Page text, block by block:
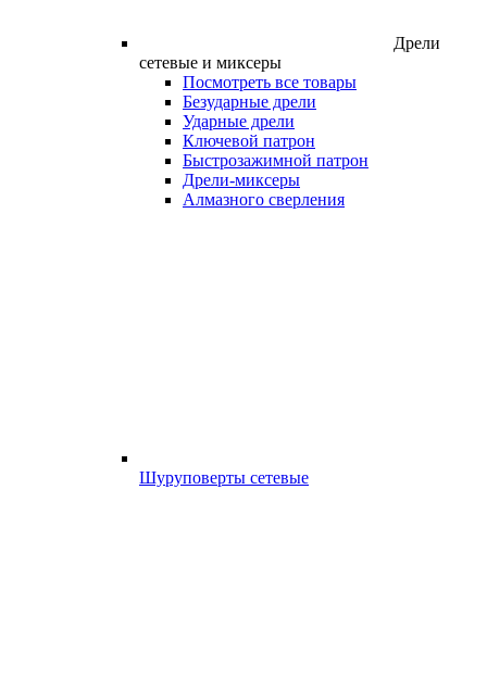
Дрели
сетевые и миксеры
Посмотреть все товары
Безударные дрели
Ударные дрели
Ключевой патрон
Быстрозажимной патрон
Дрели-миксеры
Алмазного сверления
Шуруповерты сетевые